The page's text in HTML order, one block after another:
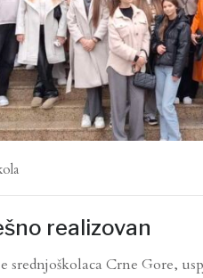
realizovan
srednjoškolaca Crne Gore,